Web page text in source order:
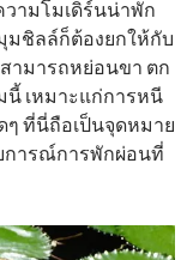
วามโมเดิร์นน่าพัก
มชิลล์ก็ต้องยกให้กับ
ามารถหย่อนขา ตก
เหมาะแก่การหนี
ที่นี่ถือเป็นจุดหมาย
การณ์การพักผ่อนที่